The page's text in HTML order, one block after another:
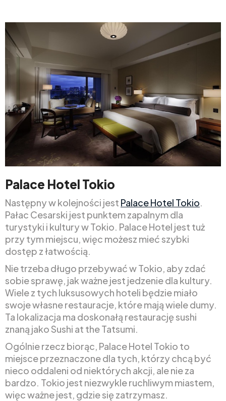
Palace Hotel Tokio
Następny w kolejności jest Palace Hotel Tokio.
Pałac Cesarski jest punktem zapalnym dla
turystyki i kultury w Tokio. Palace Hotel jest tuż
przy tym miejscu, więc możesz mieć szybki
dostęp z łatwością.
Nie trzeba długo przebywać w Tokio, aby zdać
sobie sprawę, jak ważne jest jedzenie dla kultury.
Wiele z tych luksusowych hoteli będzie miało
swoje własne restauracje, które mają wiele dumy.
Ta lokalizacja ma doskonałą restaurację sushi
znaną jako Sushi at the Tatsumi.
Ogólnie rzecz biorąc, Palace Hotel Tokio to
miejsce przeznaczone dla tych, którzy chcą być
nieco oddaleni od niektórych akcji, ale nie za
bardzo. Tokio jest niezwykle ruchliwym miastem,
więc ważne jest, gdzie się zatrzymasz.